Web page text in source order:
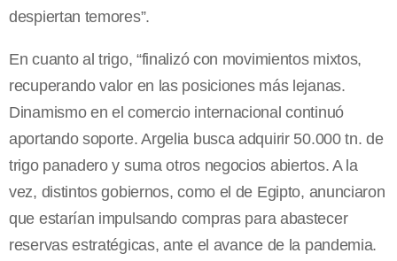
despiertan temores”.
En cuanto al trigo, “finalizó con movimientos mixtos,
recuperando valor en las posiciones más lejanas.
Dinamismo en el comercio internacional continuó
aportando soporte. Argelia busca adquirir 50.000 tn. de
trigo panadero y suma otros negocios abiertos. A la
vez, distintos gobiernos, como el de Egipto, anunciaron
que estarían impulsando compras para abastecer
reservas estratégicas, ante el avance de la pandemia.